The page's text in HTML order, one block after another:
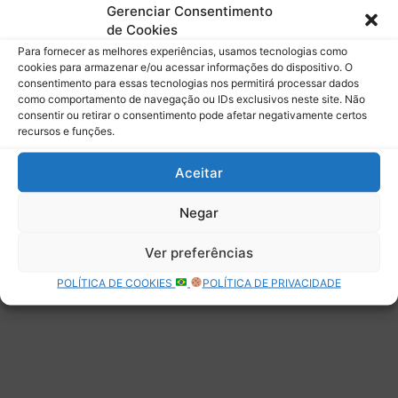
Gerenciar Consentimento
de Cookies
Para fornecer as melhores experiências, usamos tecnologias como
cookies para armazenar e/ou acessar informações do dispositivo. O
consentimento para essas tecnologias nos permitirá processar dados
como comportamento de navegação ou IDs exclusivos neste site. Não
consentir ou retirar o consentimento pode afetar negativamente certos
recursos e funções.
Aceitar
Negar
Ver preferências
POLÍTICA DE COOKIES POLÍTICA DE PRIVACIDADE
Assinar
Deixe uma resposta